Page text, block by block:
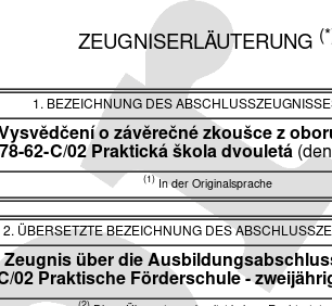
ZEUGNISERLÄUTERUNG
1. BEZEICHNUNG DES
Vysvědčení o závěrečné zkoušce z
78-62-C/02 Praktická škola dvouletá
(1) In der Originalsprache
2. ÜBERSETZTE BEZEICHNUNG DES
Zeugnis über die
02 Praktische Förderschule -